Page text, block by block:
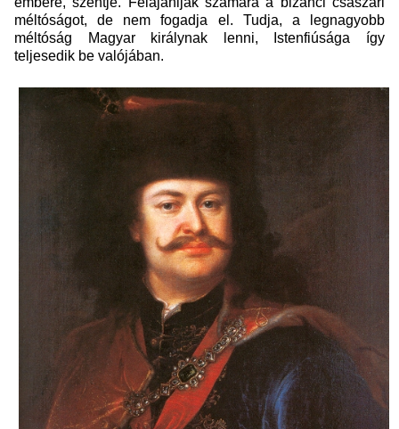
méltóságot, de nem fogadja el. Tudja, a legnagyobb
méltóság Magyar királynak lenni, Istenfiúsága így
teljesedik be valójában.